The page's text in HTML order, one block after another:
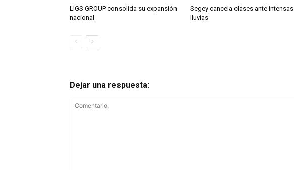
LIGS GROUP consolida su expansión
nacional
Segey cancela clases ante intensas
lluvias
Dejar una respuesta: